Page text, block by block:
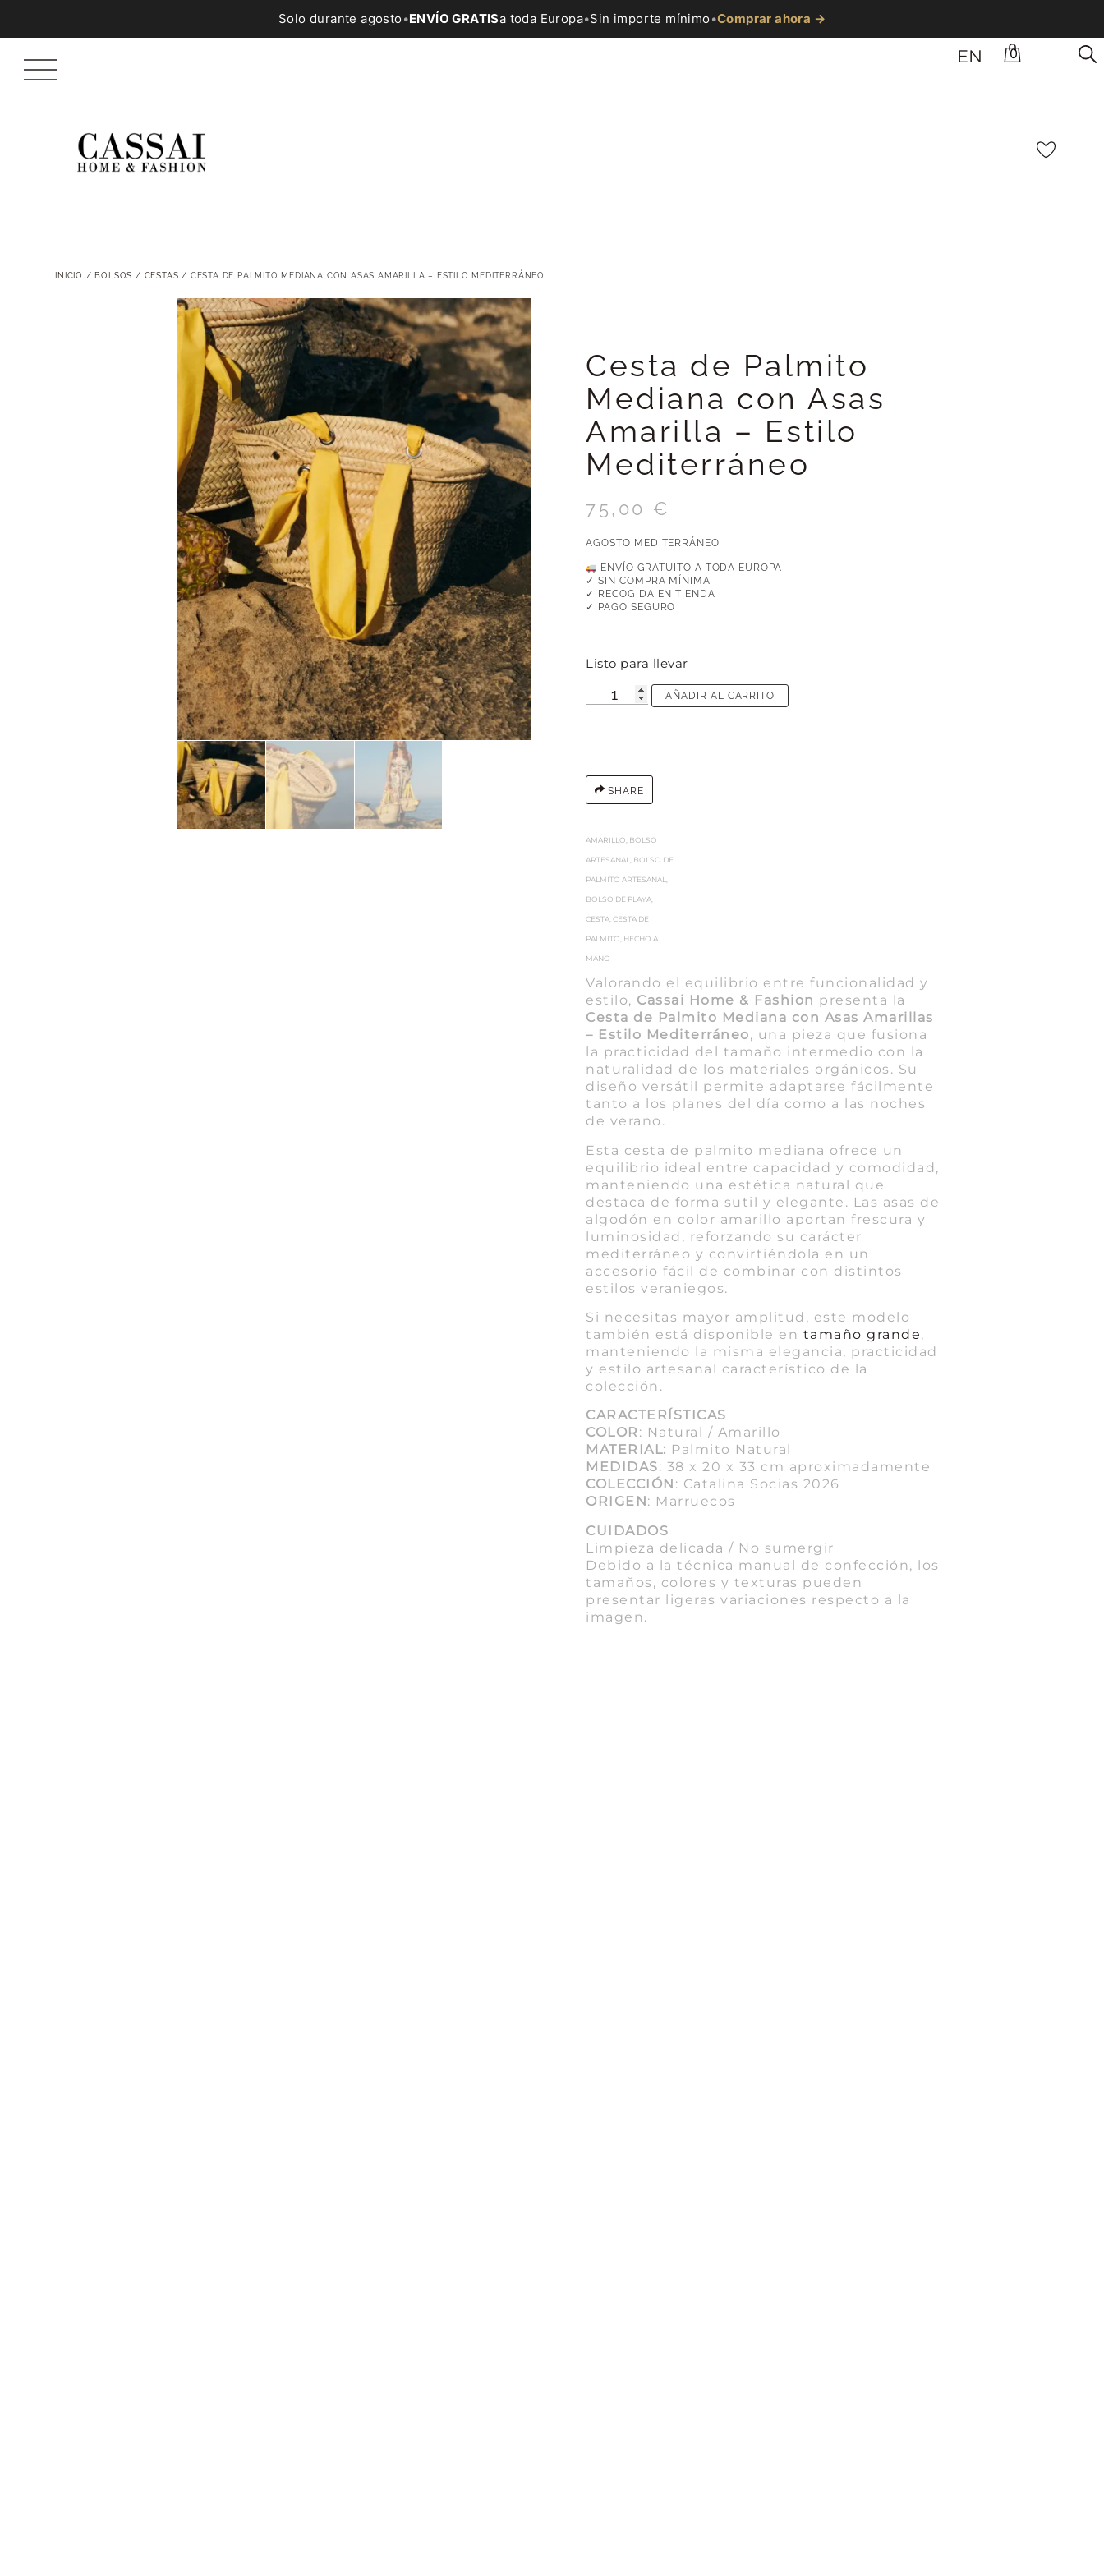
Solo durante agosto •ENVÍO GRATISa toda Europa•Sin importe mínimo •Comprar ahora →
EN 0
INICIO / BOLSOS / CESTAS / CESTA DE PALMITO MEDIANA CON ASAS AMARILLA – ESTILO MEDITERRÁNEO
Cesta de Palmito
Mediana con Asas
Amarilla – Estilo
Mediterráneo
75,00 €
AGOSTO MEDITERRÁNEO
ENVÍO GRATUITO A TODA EUROPA
✓ SIN COMPRA MÍNIMA
✓ RECOGIDA EN TIENDA
✓ PAGO SEGURO
Listo para llevar
AÑADIR AL CARRITO
SHARE
AMARILLO, BOLSO
ARTESANAL, BOLSO DE
PALMITO ARTESANAL,
BOLSO DE PLAYA,
CESTA,CESTA DE
PALMITO, HECHO A
MANO
Valorando el equilibrio entre funcionalidad y
estilo, Cassai Home & Fashion presenta la
Cesta de Palmito Mediana con Asas Amarillas
– Estilo Mediterráneo, una pieza que fusiona
la practicidad del tamaño intermedio con la
naturalidad de los materiales orgánicos. Su
diseño versátil permite adaptarse fácilmente
tanto a los planes del día como a las noches
de verano.
Esta cesta de palmito mediana ofrece un
equilibrio ideal entre capacidad y comodidad,
manteniendo una estética natural que
destaca de forma sutil y elegante. Las asas de
algodón en color amarillo aportan frescura y
luminosidad, reforzando su carácter
mediterráneo y convirtiéndola en un
accesorio fácil de combinar con distintos
estilos veraniegos.
Si necesitas mayor amplitud, este modelo
también está disponible en tamaño grande,
manteniendo la misma elegancia, practicidad
y estilo artesanal característico de la
colección.
CARACTERÍSTICAS
COLOR: Natural / Amarillo
MATERIAL: Palmito Natural
MEDIDAS: 38 x 20 x 33 cm aproximadamente
COLECCIÓN : Catalina Socias 2026
ORIGEN : Marruecos
CUIDADOS
Limpieza delicada / No sumergir
Debido a la técnica manual de confección, los
tamaños, colores y texturas pueden
presentar ligeras variaciones respecto a la
imagen.